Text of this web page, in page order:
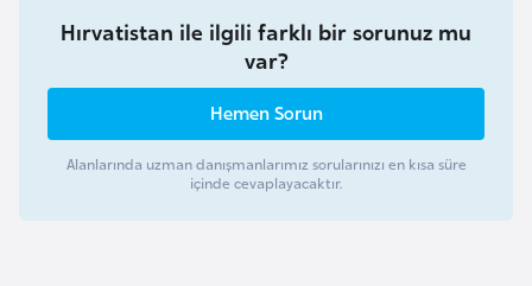
Hırvatistan ile ilgili farklı bir sorunuz mu
var?
Hemen Sorun
Alanlarında uzman danışmanlarımız sorularınızı en kısa süre
içinde cevaplayacaktır.
n